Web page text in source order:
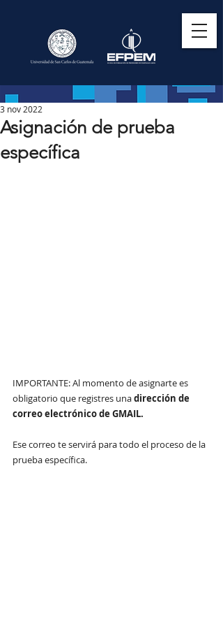
Asignación de prueba
específica
3 nov 2022
IMPORTANTE: Al momento de asignarte es
obligatorio que registres una dirección de
correo electrónico de GMAIL.
Ese correo te servirá para todo el proceso de la
prueba específica.